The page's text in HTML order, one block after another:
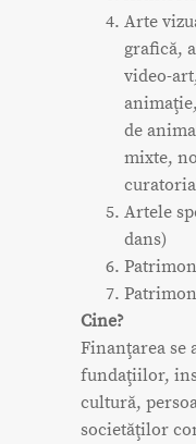
Arte
grafică,
video-
de
mixte,
Artele
dans)
Cine?
Finanţarea se
fundaţiilor,
cultură,
societăţilor